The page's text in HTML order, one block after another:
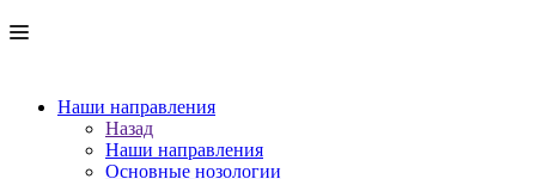
Наши направления
Назад
Наши направления
Основные нозологии